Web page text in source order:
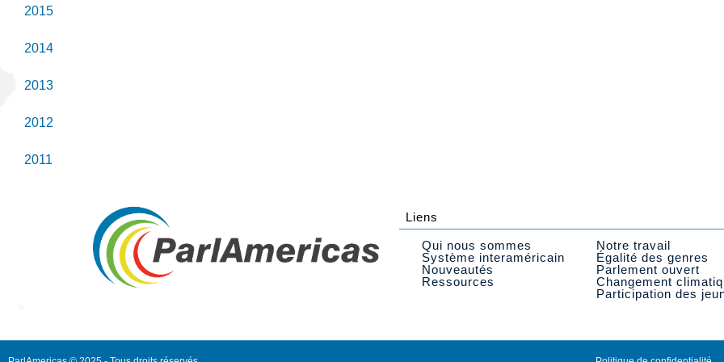
2015
2014
2013
2012
2011
Liens
Qui nous sommes
Système interaméricain
Nouveautés
Ressources
Notre travail
Égalité des genres
Parlement ouvert
Changement
Participation des